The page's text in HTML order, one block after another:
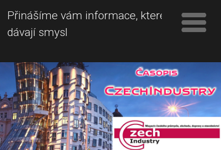
Přinášíme vám informace, které
dávají smysl